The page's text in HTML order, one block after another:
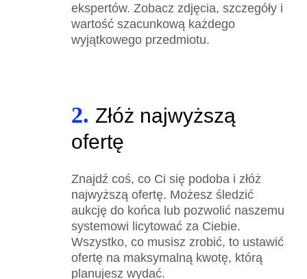
ekspertów. Zobacz zdjęcia, szczegóły i
wartość szacunkową każdego
wyjątkowego przedmiotu.
2. Złóż najwyższą
ofertę
Znajdź coś, co Ci się podoba i złóż
najwyższą ofertę. Możesz śledzić
aukcję do końca lub pozwolić naszemu
systemowi licytować za Ciebie.
Wszystko, co musisz zrobić, to ustawić
ofertę na maksymalną kwotę, którą
planujesz wydać.